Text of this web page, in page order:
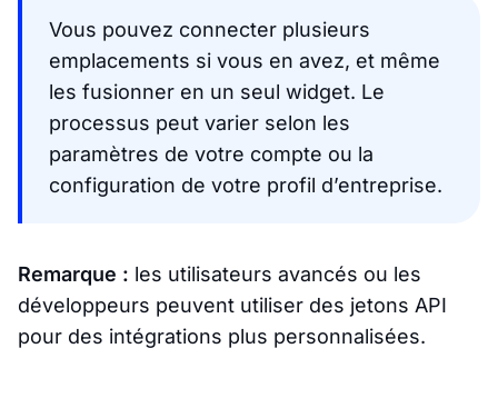
Vous pouvez connecter plusieurs
emplacements si vous en avez, et même
les fusionner en un seul widget. Le
processus peut varier selon les
paramètres de votre compte ou la
configuration de votre profil d’entreprise.
Remarque : les utilisateurs avancés ou les
développeurs peuvent utiliser des jetons API
pour des intégrations plus personnalisées.